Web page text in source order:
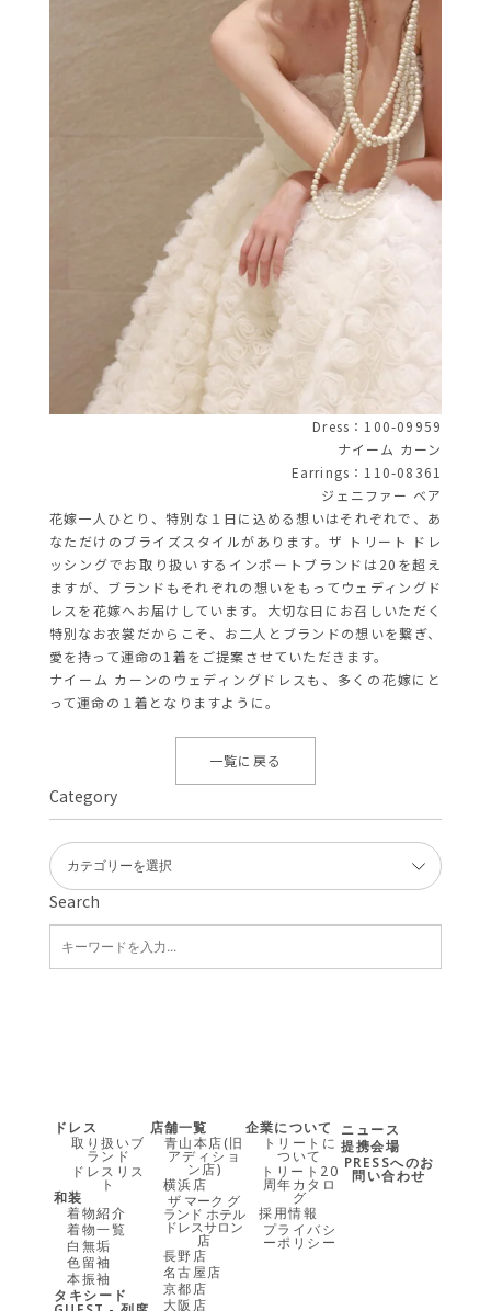
Dress：100-09959
ナイーム カーン
Earrings：110-08361
ジェニファー ベア
花嫁一人ひとり、特別な１日に込める想いはそれぞれで、あ
なただけのブライズスタイルがあります。ザ トリート ドレ
ッシングでお取り扱いするインポートブランドは20を超え
ますが、ブランドもそれぞれの想いをもってウェディングド
レスを花嫁へお届けしています。大切な日にお召しいただく
特別なお衣裳だからこそ、お二人とブランドの想いを繋ぎ、
愛を持って運命の1着をご提案させていただきます。
ナイーム カーンのウェディングドレスも、多くの花嫁にと
って運命の１着となりますように。
一覧に戻る
Search
Category
ドレス
取り扱いブ
ランド
ドレスリス
ト
和装
着物紹介
着物一覧
白無垢
色留袖
本振袖
タキシード
店舗一覧
青山本店(旧
アディショ
ン店)
横浜店
ザ マーク グ
ランド ホテル
ドレスサロン
店
長野店
名古屋店
京都店
企業について
トリートに
ついて
トリート20
周年カタロ
グ
採用情報
プライバシ
ーポリシー
ニュース
提携会場
PRESSへのお
問い合わせ